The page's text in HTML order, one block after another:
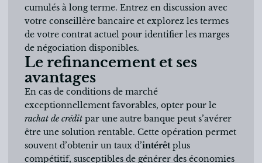
cumulés à long terme. Entrez en discussion avec
votre conseillère bancaire et explorez les termes
de votre contrat actuel pour identifier les marges
de négociation disponibles.
Le refinancement et ses
avantages
En cas de conditions de marché
exceptionnellement favorables, opter pour le
rachat de crédit par une autre banque peut s’avérer
être une solution rentable. Cette opération permet
souvent d’obtenir un taux d’intérêt plus
compétitif, susceptibles de générer des économies